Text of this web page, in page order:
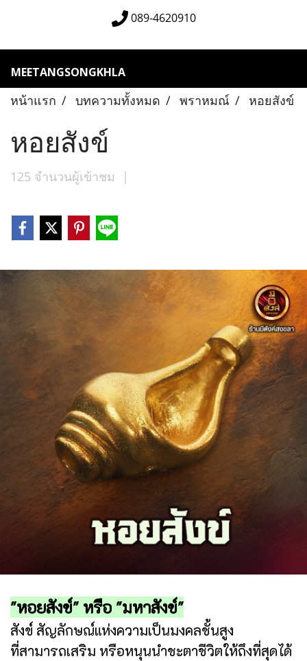
089-4620910
MEETANGSONGKHLA
หน้าแรก บทความทั้งหมด พราหมณ์ หอยสังข์
หอยสังข์
125 จำนวนผู้เข้าชม |
"หอยสังข์" หรือ "มหาสังข์"
สังข์ สัญลักษณ์แห่งความเป็นมงคลชั้นสูง
ที่สามารถเสริม หรือหนุนนำชะตาชีวิตให้ถึงที่สุดได้